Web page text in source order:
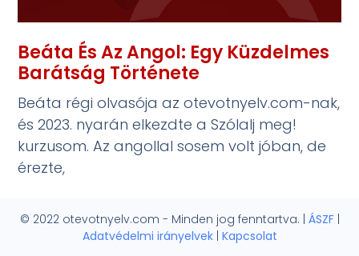
Beáta És Az Angol: Egy Küzdelmes
Barátság Története
Beáta régi olvasója az otevotnyelv.com-nak,
és 2023. nyarán elkezdte a Szólalj meg!
kurzusom. Az angollal sosem volt jóban, de
érezte,
© 2022 otevotnyelv.com - Minden jog fenntartva. | ÁSZF|
Adatvédelmi irányelvek| Kapcsolat